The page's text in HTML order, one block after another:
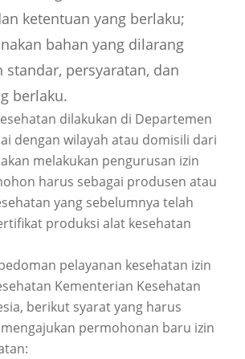
ketentuan yang berlaku;
bahan yang dilarang
standar, persyaratan, dan
berlaku.
dilakukan di Departemen
dengan wilayah atau domisili dari
melakukan pengurusan izin
harus sebagai produsen atau
yang sebelumnya telah
produksi alat kesehatan
pelayanan kesehatan izin
Kementerian Kesehatan
berikut syarat yang harus
permohonan baru izin